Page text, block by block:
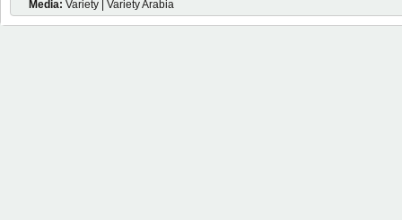
Media: Variety | Variety Arabia